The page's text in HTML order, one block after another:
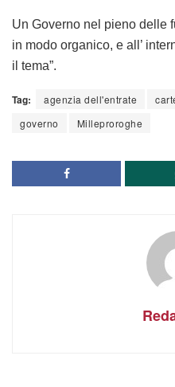
Un Governo nel pieno delle
in modo organico, e all’
il tema”.
Tag: agenzia dell'entrate
governo
Milleproroghe